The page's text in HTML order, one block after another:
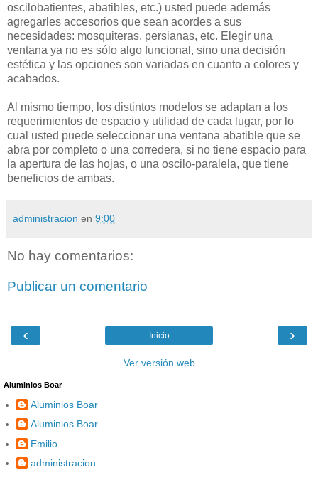
oscilobatientes, abatibles, etc.) usted puede además
agregarles accesorios que sean acordes a sus
necesidades: mosquiteras, persianas, etc. Elegir una
ventana ya no es sólo algo funcional, sino una decisión
estética y las opciones son variadas en cuanto a colores y
acabados.
Al mismo tiempo, los distintos modelos se adaptan a los
requerimientos de espacio y utilidad de cada lugar, por lo
cual usted puede seleccionar una ventana abatible que se
abra por completo o una corredera, si no tiene espacio para
la apertura de las hojas, o una oscilo-paralela, que tiene
beneficios de ambas.
administracion en 9:00
No hay comentarios:
Publicar un comentario
‹ ›
Inicio
Ver versión web
Aluminios Boar
Aluminios Boar
Aluminios Boar
Emilio
administracion